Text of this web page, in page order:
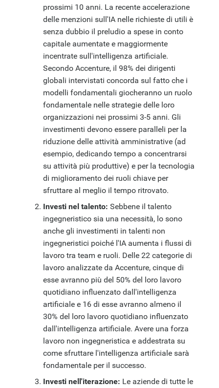
prossimi 10 anni. La recente accelerazione
delle menzioni sull'IA nelle richieste di utili è
senza dubbio il preludio a spese in conto
capitale aumentate e maggiormente
incentrate sull'intelligenza artificiale.
Secondo Accenture, il 98% dei dirigenti
globali intervistati concorda sul fatto che i
modelli fondamentali giocheranno un ruolo
fondamentale nelle strategie delle loro
organizzazioni nei prossimi 3-5 anni. Gli
investimenti devono essere paralleli per la
riduzione delle attività amministrative (ad
esempio, dedicando tempo a concentrarsi
su attività più produttive) e per la tecnologia
di miglioramento dei ruoli chiave per
sfruttare al meglio il tempo ritrovato.
Investi nel talento: Sebbene il talento
ingegneristico sia una necessità, lo sono
anche gli investimenti in talenti non
ingegneristici poiché l'IA aumenta i flussi di
lavoro tra team e ruoli. Delle 22 categorie di
lavoro analizzate da Accenture, cinque di
esse avranno più del 50% del loro lavoro
quotidiano influenzato dall'intelligenza
artificiale e 16 di esse avranno almeno il
30% del loro lavoro quotidiano influenzato
dall'intelligenza artificiale. Avere una forza
lavoro non ingegneristica e addestrata su
come sfruttare l'intelligenza artificiale sarà
fondamentale per il successo.
Investi nell'iterazione: Le aziende di tutte le